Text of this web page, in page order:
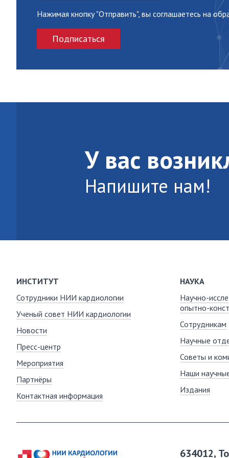
Нажимая кнопку "Отправить", вы соглашаетесь на
Подписаться
У вас
Напишите нам!
ИНСТИТУТ
Сотрудники НИИ кардиологии
Ученый совет НИИ кардиологии
Новости
Пресс-центр
Мероприятия
Партнёры
Контактная информация
НАУКА
Научно-
опытно-
Сотрудникам
Научные
Советы и
Наши
Издания
634012,